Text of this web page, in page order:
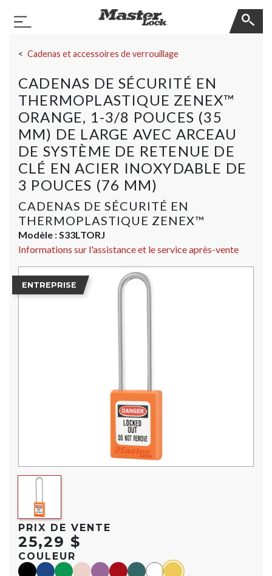
Basculer la navigation
Cadenas et accessoires de verrouillage
CADENAS DE SÉCURITÉ EN
THERMOPLASTIQUE ZENEX™
ORANGE, 1-3/8 POUCES (35
MM) DE LARGE AVEC ARCEAU
DE SYSTÈME DE RETENUE DE
CLÉ EN ACIER INOXYDABLE DE
3 POUCES (76 MM)
CADENAS DE SÉCURITÉ EN
THERMOPLASTIQUE ZENEX™
Modèle :S33LTORJ
Informations sur l'assistance et le service après-vente
ENTREPRISE
PRIX DE VENTE
25,29 $
COULEUR
blackbluegreenorangepurplered teal Blancyellow